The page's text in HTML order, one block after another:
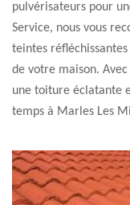
pulvérisateurs pour
Service, nous vous
teintes
de votre maison.
une toiture éclatante
temps à Marles Les